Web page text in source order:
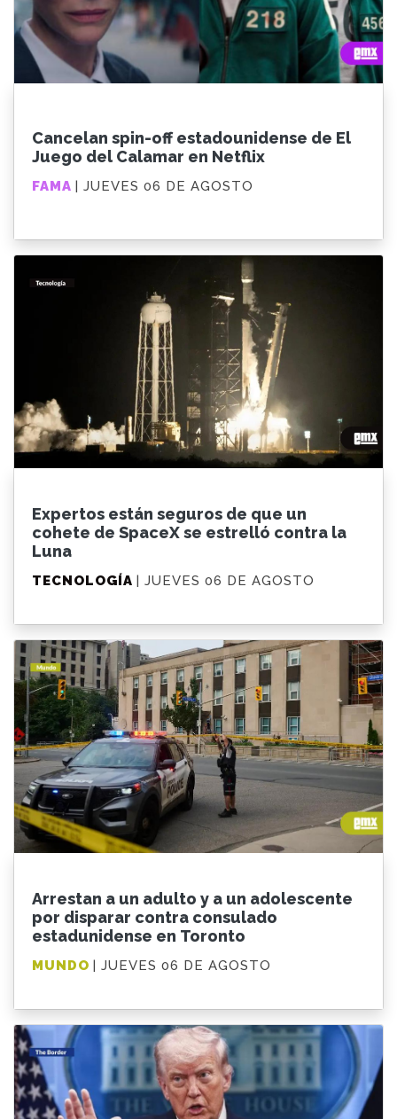
Cancelan spin-off estadounidense de El
Juego del Calamar en Netflix
FAMA | JUEVES 06 DE AGOSTO
Expertos están seguros de que un
cohete de SpaceX se estrelló contra la
Luna
TECNOLOGÍA | JUEVES 06 DE AGOSTO
Arrestan a un adulto y a un adolescente
por disparar contra consulado
estadunidense en Toronto
MUNDO | JUEVES 06 DE AGOSTO